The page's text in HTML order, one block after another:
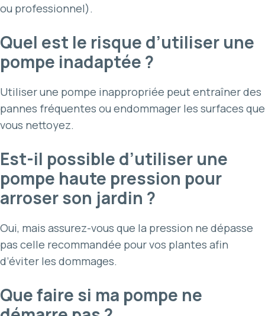
ou professionnel).
Quel est le risque d’utiliser une
pompe inadaptée ?
Utiliser une pompe inappropriée peut entraîner des
pannes fréquentes ou endommager les surfaces que
vous nettoyez.
Est-il possible d’utiliser une
pompe haute pression pour
arroser son jardin ?
Oui, mais assurez-vous que la pression ne dépasse
pas celle recommandée pour vos plantes afin
d’éviter les dommages.
Que faire si ma pompe ne